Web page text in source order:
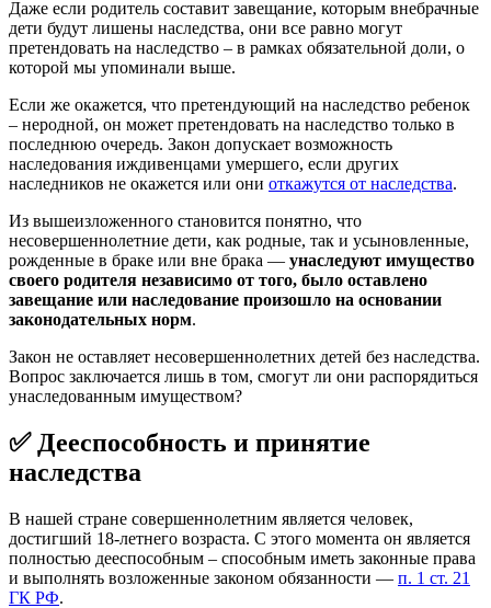
Даже если родитель составит завещание, которым внебрачные
дети будут лишены наследства, они все равно могут
претендовать на наследство – в рамках обязательной доли, о
которой мы упоминали выше.
Если же окажется, что претендующий на наследство ребенок
– неродной, он может претендовать на наследство только в
последнюю очередь. Закон допускает возможность
наследования иждивенцами умершего, если других
наследников не окажется или они откажутся от наследства.
Из вышеизложенного становится понятно, что
несовершеннолетние дети, как родные, так и усыновленные,
рожденные в браке или вне брака — унаследуют имущество
своего родителя независимо от того, было оставлено
завещание или наследование произошло на основании
законодательных норм.
Закон не оставляет несовершеннолетних детей без наследства.
Вопрос заключается лишь в том, смогут ли они распорядиться
унаследованным имуществом?
✅ Дееспособность и принятие
наследства
В нашей стране совершеннолетним является человек,
достигший 18-летнего возраста. С этого момента он является
полностью дееспособным – способным иметь законные права
и выполнять возложенные законом обязанности — п. 1 ст. 21
ГК РФ.